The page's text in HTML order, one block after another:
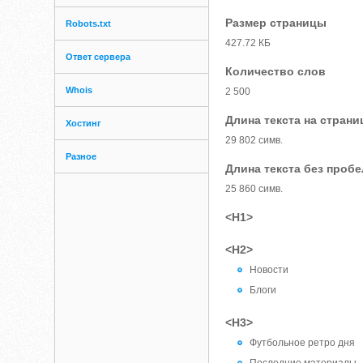
Robots.txt
Ответ сервера
Whois
Хостинг
Разное
Размер страницы
427.72 КБ
Количество слов
2 500
Длина текста на
29 802 симв.
Длина текста без
25 860 симв.
<H1>
<H2>
Новости
Блоги
<H3>
Футбольное ретро дня